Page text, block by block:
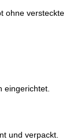
ohne versteckte
eingerichtet.
und verpackt.